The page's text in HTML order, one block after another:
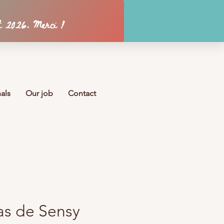
Se connecter
Our job Contact
de Sensy